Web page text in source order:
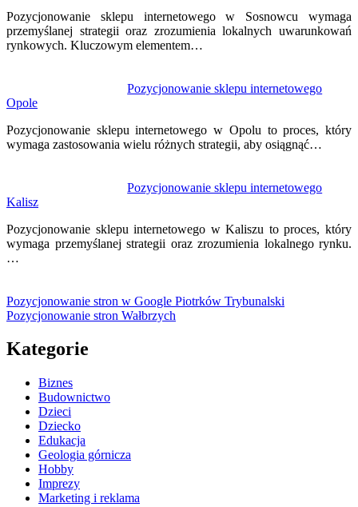
Pozycjonowanie sklepu internetowego w Sosnowcu wymaga
przemyślanej strategii oraz zrozumienia lokalnych uwarunkowań
rynkowych. Kluczowym elementem…
Pozycjonowanie sklepu internetowego
Opole
Pozycjonowanie sklepu internetowego w Opolu to proces, który
wymaga zastosowania wielu różnych strategii, aby osiągnąć…
Pozycjonowanie sklepu internetowego
Kalisz
Pozycjonowanie sklepu internetowego w Kaliszu to proces, który
wymaga przemyślanej strategii oraz zrozumienia lokalnego rynku.
…
Pozycjonowanie stron w Google Piotrków Trybunalski
Pozycjonowanie stron Wałbrzych
Kategorie
Biznes
Budownictwo
Dzieci
Dziecko
Edukacja
Geologia górnicza
Hobby
Imprezy
Marketing i reklama